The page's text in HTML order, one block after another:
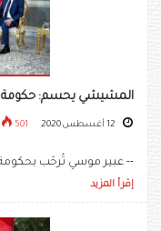
المشيشي يحسم: حكومة
501
-- عبير موسي تُرحّب
إقرأ المزيد